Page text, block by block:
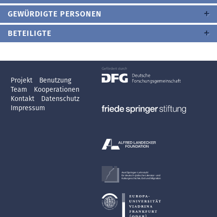
GEWÜRDIGTE PERSONEN
BETEILIGTE
Projekt
Benutzung
Team
Kooperationen
Kontakt
Datenschutz
Impressum
Axel Springer-Lehrstuhl
für deutsch-jüdische Literatur- und
Kulturgeschichte, Exil und Migration